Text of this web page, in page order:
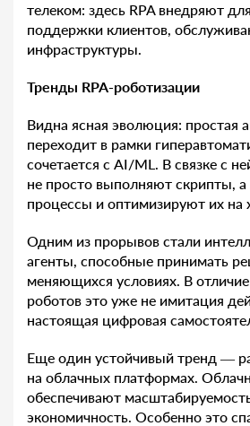
телеком: здесь RPA внедряют
поддержки клиентов,
инфраструктуры.
Тренды RPA-роботизации
Видна ясная эволюция: простая
переходит в рамки
сочетается с AI/ML. В связке с
не просто выполняют скрипты,
процессы и оптимизируют их на
Одним из прорывов стали
агенты, способные принимать
меняющихся условиях. В отличие
роботов это уже не имитация
настоящая цифровая
Еще один устойчивый тренд —
на облачных платформах.
обеспечивают
экономичность. Особенно это